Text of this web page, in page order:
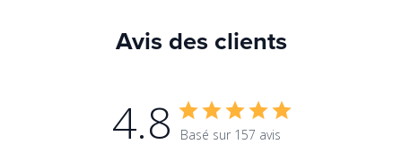
Avis des clients
4.8 Basé sur 157 avis